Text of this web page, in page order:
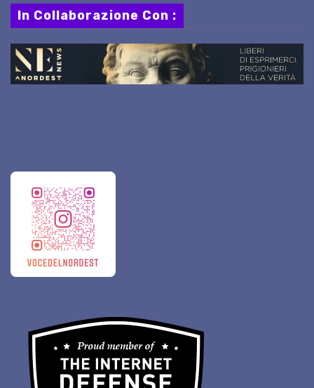
In Collaborazione Con :